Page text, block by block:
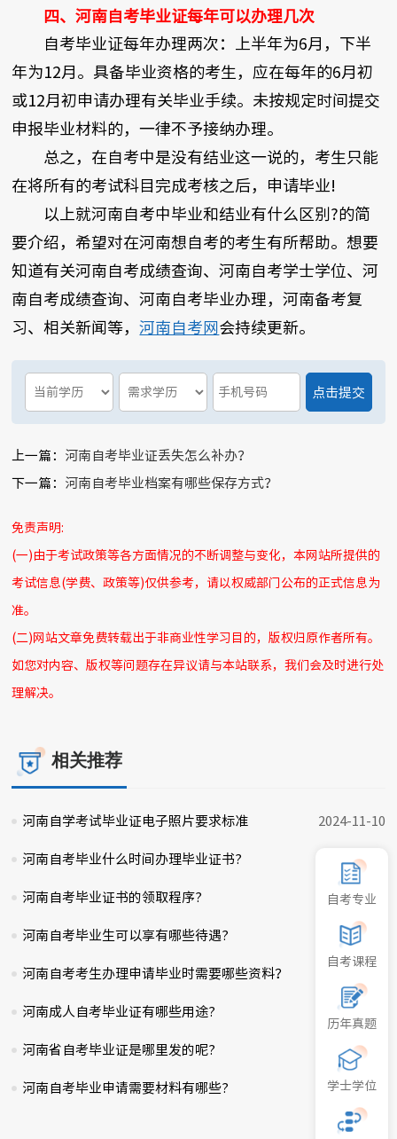
自考专业
自考课程
历年真题
学士学位
四、河南自考毕业证每年可以办理几次
自考毕业证每年办理两次：上半年为6月，下半
年为12月。具备毕业资格的考生，应在每年的6月初
或12月初申请办理有关毕业手续。未按规定时间提交
申报毕业材料的，一律不予接纳办理。
总之，在自考中是没有结业这一说的，考生只能
在将所有的考试科目完成考核之后，申请毕业!
以上就河南自考中毕业和结业有什么区别?的简
要介绍，希望对在河南想自考的考生有所帮助。想要
知道有关河南自考成绩查询、河南自考学士学位、河
南自考成绩查询、河南自考毕业办理，河南备考复
习、相关新闻等，河南自考网 会持续更新。
上一篇： 河南自考毕业证丢失怎么补办？
下一篇： 河南自考毕业档案有哪些保存方式？
免责声明:
(一)由于考试政策等各方面情况的不断调整与变化，本网站所提供的
考试信息(学费、政策等)仅供参考，请以权威部门公布的正式信息为
准。
(二)网站文章免费转载出于非商业性学习目的，版权归原作者所有。
如您对内容、版权等问题存在异议请与本站联系，我们会及时进行处
理解决。
相关推荐
2024-11-10
河南自学考试毕业证电子照片要求标准
2025-03-27
河南自考毕业什么时间办理毕业证书?
2025-02-07
河南自考毕业证书的领取程序?
2025-01-08
河南自考毕业生可以享有哪些待遇?
河南自考考生办理申请毕业时需要哪些资料？
2025-01-19
河南成人自考毕业证有哪些用途?
2024-12-18
河南省自考毕业证是哪里发的呢?
2025-01-20
河南自考毕业申请需要材料有哪些?